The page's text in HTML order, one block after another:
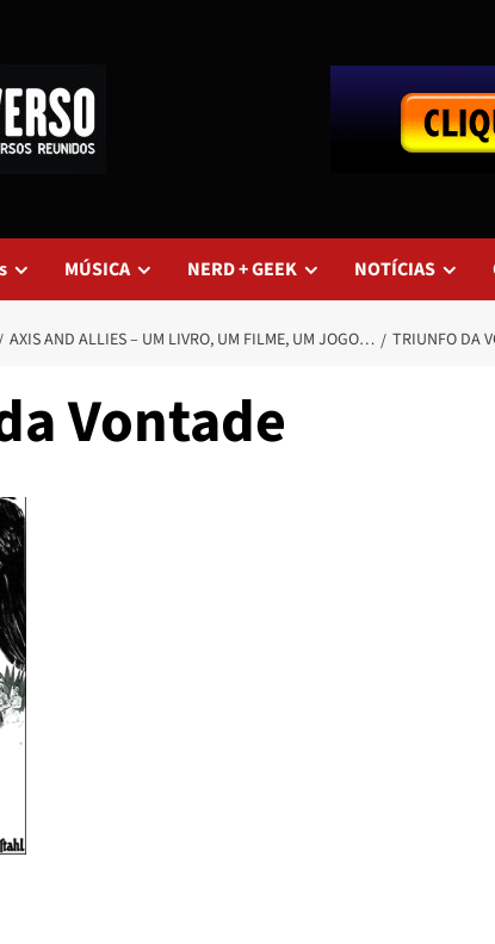
MÚSICA NERD + GEEK NOTÍCIAS
AXIS AND ALLIES – UM LIVRO, UM FILME, UM JOGO… TRIUNFO DA
Vontade